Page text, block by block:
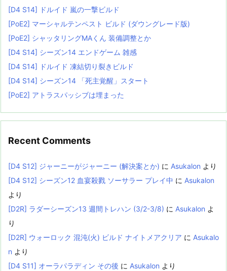
[D4 S14] ドルイド 嵐の一撃ビルド
[PoE2] マーシャルテンペスト ビルド (ダウングレード版)
[PoE2] シャッタリングMAくん 装備調整とか
[D4 S14] シーズン14 エンドゲーム 雑感
[D4 S14] ドルイド 凍結切り裂きビルド
[D4 S14] シーズン14 「死主覚醒」スタート
[PoE2] アトラスパッシブは埋まった
Recent Comments
[D4 S12] ジャーニーがジャーニー (解決案とか) に Asukalon より
[D4 S12] シーズン12 血宴殺戮 ソーサラー プレイ中 に Asukalon
より
[D2R] ラダーシーズン13 週間トレハン (3/2-3/8) に Asukalon よ
り
[D2R] ウォーロック 混沌(火) ビルド ナイトメアクリア に Asukalo
n より
[D4 S11] オーラパラディン その後 に Asukalon より